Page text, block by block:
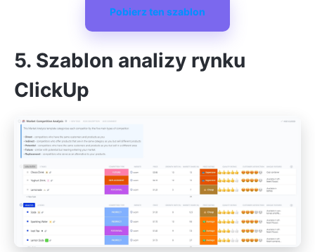
Pobierz ten szablon
5. Szablon analizy rynku
ClickUp